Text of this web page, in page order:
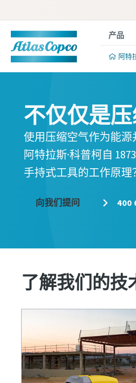
产品
阿特
不仅仅是
使用压缩空气作为能源
阿特拉斯·科普柯自
手持式工具的工作原理
向我们提问 400
了解我们的技